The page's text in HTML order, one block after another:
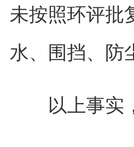
未按照环评批
水、围挡、防
以上事实，